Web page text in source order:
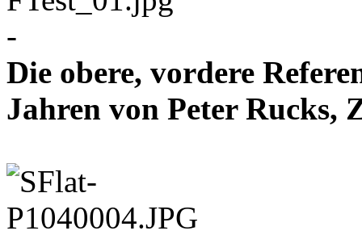
-
Die obere, vordere
Jahren von Peter